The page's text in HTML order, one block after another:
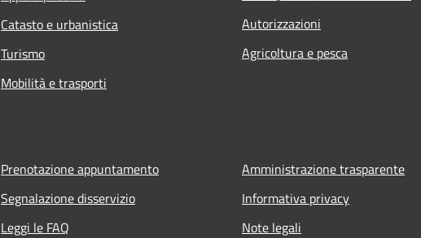
Catasto e urbanistica
Turismo
Mobilità e trasporti
Autorizzazioni
Agricoltura e pesca
Prenotazione appuntamento
Segnalazione disservizio
Leggi le FAQ
Amministrazione trasparente
Informativa privacy
Note legali